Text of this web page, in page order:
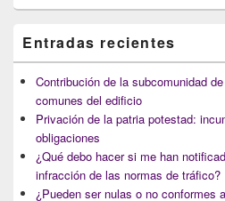
Entradas recientes
Contribución de la subcomunidad
comunes del edificio
Privación de la patria potestad:
obligaciones
¿Qué debo hacer si me han
infracción de las normas de tráfico?
¿Pueden ser nulas o no conformes